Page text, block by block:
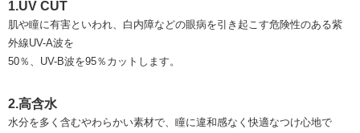
1.UV CUT
肌や瞳に有害といわれ、白内障などの眼病を引き起こす危険性のある紫
外線UV-A波を
50％、UV-B波を95％カットします。
2.高含水
水分を多く含むやわらかい素材で、瞳に違和感なく快適なつけ心地で